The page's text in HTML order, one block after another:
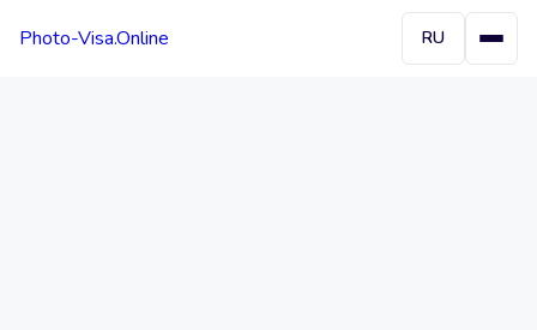
Photo-Visa.Online RU